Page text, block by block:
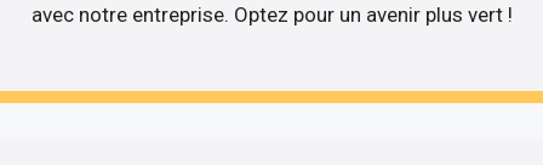
avec notre entreprise. Optez pour un avenir plus vert !